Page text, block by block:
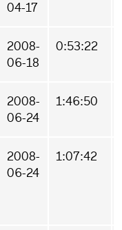
04-17
2008-
06-18
0:53:22
2008-
06-24
1:46:50
2008-
06-24
1:07:42